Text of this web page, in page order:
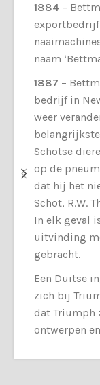
1884 –
naam
1887 –
bedrijf in
weer
Schotse
op de
dat hij het
Schot, R.W.
In elk geval
uitvinding
gebracht.
Een Duitse
zich bij
dat Triumph
ontwerpen